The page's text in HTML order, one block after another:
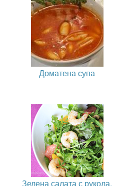
Доматена супа
Зелена салата с рукола,